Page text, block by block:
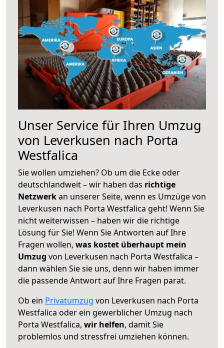
Unser Service für Ihren Umzug
von Leverkusen nach Porta
Westfalica
Sie wollen umziehen? Ob um die Ecke oder
deutschlandweit – wir haben das richtige
Netzwerkan unserer Seite, wenn es Umzüge von
Leverkusen nach Porta Westfalica geht! Wenn Sie
nicht weiterwissen – haben wir die richtige
Lösung für Sie! Wenn Sie Antworten auf Ihre
Fragen wollen, was kostet überhaupt mein
Umzug von Leverkusen nach Porta Westfalica –
dann wählen Sie sie uns, denn wir haben immer
die passende Antwort auf Ihre Fragen parat.
Ob ein Privatumzug von Leverkusen nach Porta
Westfalica oder ein gewerblicher Umzug nach
Porta Westfalica, wir helfen, damit Sie
problemlos und stressfrei umziehen können.